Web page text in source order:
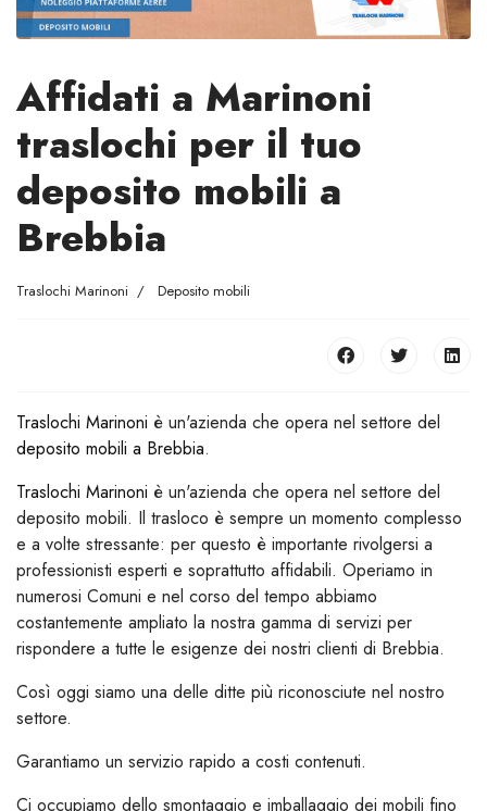
Affidati a Marinoni
traslochi per il tuo
deposito mobili a
Brebbia
Traslochi Marinoni Deposito mobili
Traslochi Marinoni è un'azienda che opera nel settore del
deposito mobili a Brebbia.
Traslochi Marinoni è un'azienda che opera nel settore del
deposito mobili. Il trasloco è sempre un momento complesso
e a volte stressante: per questo è importante rivolgersi a
professionisti esperti e soprattutto affidabili. Operiamo in
numerosi Comuni e nel corso del tempo abbiamo
costantemente ampliato la nostra gamma di servizi per
rispondere a tutte le esigenze dei nostri clienti di Brebbia.
Così oggi siamo una delle ditte più riconosciute nel nostro
settore.
Garantiamo un servizio rapido a costi contenuti.
Ci occupiamo dello smontaggio e imballaggio dei mobili fino